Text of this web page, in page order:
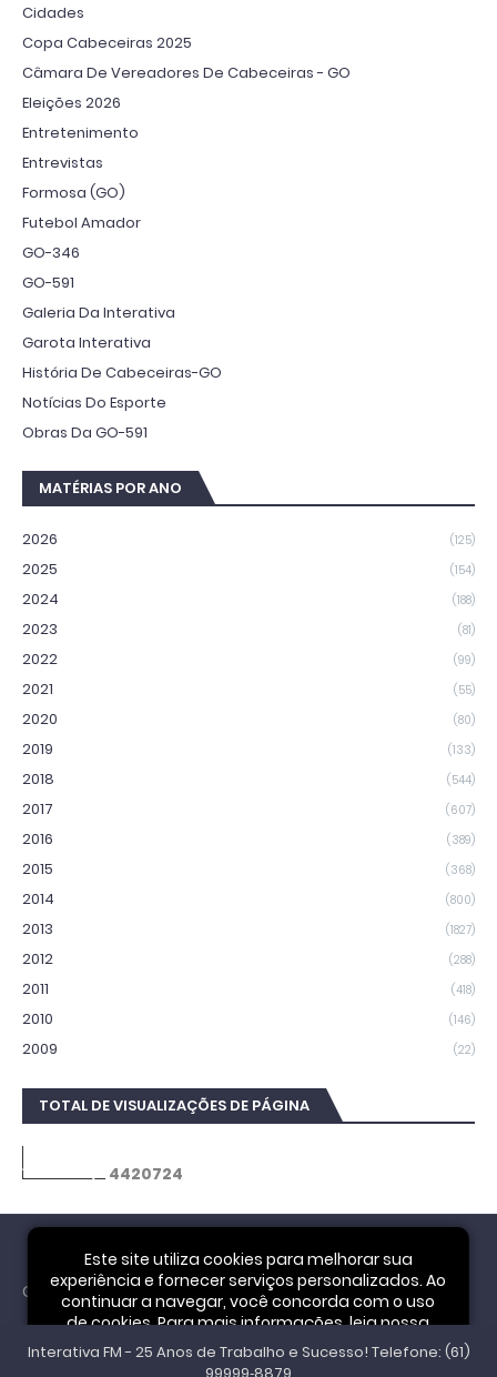
Cidades
Copa Cabeceiras 2025
Câmara De Vereadores De Cabeceiras - GO
Eleições 2026
Entretenimento
Entrevistas
Formosa (GO)
Futebol Amador
GO-346
GO-591
Galeria Da Interativa
Garota Interativa
História De Cabeceiras-GO
Notícias Do Esporte
Obras Da GO-591
MATÉRIAS POR ANO
2026 (125)
2025 (154)
2024 (188)
2023 (81)
2022 (99)
2021 (55)
2020 (80)
2019 (133)
2018 (544)
2017 (607)
2016 (389)
2015 (368)
2014 (800)
2013 (1827)
2012 (288)
2011 (418)
2010 (146)
2009 (22)
TOTAL DE VISUALIZAÇÕES DE PÁGINA
4420724
Cookie Notice
Este site utiliza cookies para melhorar sua
experiência e fornecer serviços personalizados. Ao
continuar a navegar, você concorda com o uso
de cookies. Para mais informações, leia nossa
Política de Privacidade.
Interativa FM - 25 Anos de Trabalho e Sucesso! Telefone: (61)
99999‑8879